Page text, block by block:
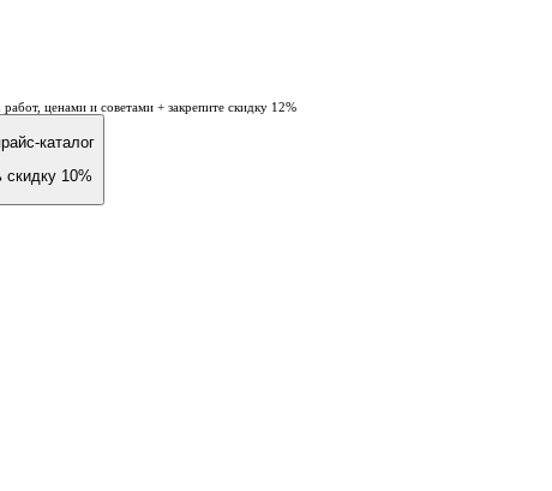
ценами и советами + закрепите скидку 12%
каталог
скидку 10%